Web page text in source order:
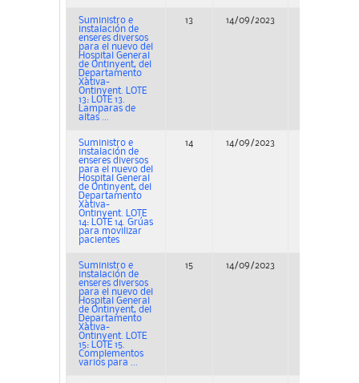
Suministro e
instalación de
enseres diversos
para el nuevo del
Hospital General
de Ontinyent, del
Departamento
Xàtiva-
Ontinyent. LOTE
13: LOTE 13.
Lamparas de
altas ...
13 14/09/2023
Suministro e
instalación de
enseres diversos
para el nuevo del
Hospital General
de Ontinyent, del
Departamento
Xàtiva-
Ontinyent. LOTE
14: LOTE 14. Grúas
para movilizar
pacientes
14 14/09/2023
Suministro e
instalación de
enseres diversos
para el nuevo del
Hospital General
de Ontinyent, del
Departamento
Xàtiva-
Ontinyent. LOTE
15: LOTE 15.
Complementos
varios para ...
15 14/09/2023